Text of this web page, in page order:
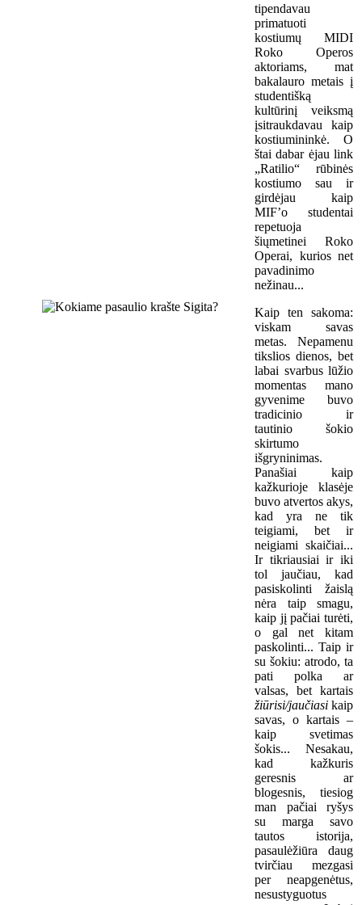
tipendavau
primatuoti
kostiumų MIDI
Roko Operos
aktoriams, mat
bakalauro metais į
studentišką
kultūrinį veiksmą
įsitraukdavau kaip
kostiumininkė. O
štai dabar ėjau link
„Ratilio“ rūbinės
kostiumo sau ir
girdėjau kaip
MIF’o studentai
repetuoja
šiųmetinei Roko
Operai, kurios net
pavadinimo
nežinau...
Kaip ten sakoma:
viskam savas
metas. Nepamenu
tikslios dienos, bet
labai svarbus lūžio
momentas mano
gyvenime buvo
tradicinio ir
tautinio šokio
skirtumo
išgryninimas.
Panašiai kaip
kažkurioje klasėje
buvo atvertos akys,
kad yra ne tik
teigiami, bet ir
neigiami skaičiai...
Ir tikriausiai ir iki
tol jaučiau, kad
pasiskolinti žaislą
nėra taip smagu,
kaip jį pačiai turėti,
o gal net kitam
paskolinti... Taip ir
su šokiu: atrodo, ta
pati polka ar
valsas, bet kartais
žiūrisi/jaučiasi kaip
savas, o kartais –
kaip svetimas
šokis... Nesakau,
kad kažkuris
geresnis ar
blogesnis, tiesiog
man pačiai ryšys
su marga savo
tautos istorija,
pasaulėžiūra daug
tvirčiau mezgasi
per neapgenėtus,
nesustyguotus